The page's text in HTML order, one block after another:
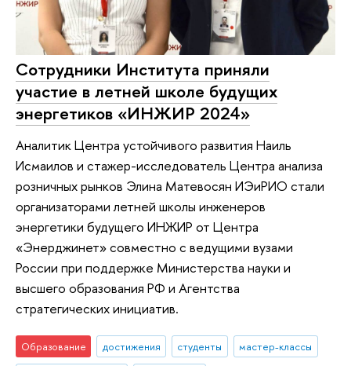
Сотрудники Института приняли
участие в летней школе будущих
энергетиков «ИНЖИР 2024»
Аналитик Центра устойчивого развития Наиль
Исмаилов и стажер-исследователь Центра анализа
розничных рынков Элина Матевосян ИЭиРИО стали
организаторами летней школы инженеров
энергетики будущего ИНЖИР от Центра
«Энерджинет» совместно с ведущими вузами
России при поддержке Министерства науки и
высшего образования РФ и Агентства
стратегических инициатив.
Образование достижения студенты
мастер-классы